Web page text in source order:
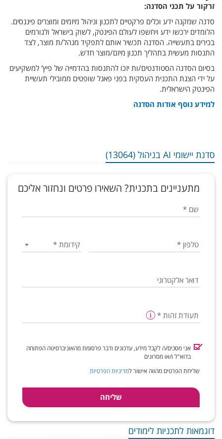
זרקור על תכני הסדנה:
סדנה שמקנה ידע וכלים פרקטיים לתכנון וניהול מיזמים ומוצרים פיננסים.
הלומדים ירכשו ידע ויחשפו לעולם הפינטק, לשוק בישראל ולגורמים
בכירים בתעשייה. הסדנה תכשיר אותם לתפקיד מנהל/ת מוצר, לצד
התנסות מעשית בתהליך תכנון מיזם/מוצר חדש.
בסיום הסדנה הסטודנטים/ות יזכו להתנסות בהדמייה של פיץ' למשקיעים
על ידי הצגת התכנית העסקית בפני פאנל שופטים ממובילי תעשיית
הפינטק הישראלית.
למידע נוסף אודות הסדנה
סדנת יישומי AI בניהול (13064)
מתעניינים בתכנית? השאירו פרטים ונחזור אליכם
שם *
תעודת זהות *
טלפון* קידומת*
דואר אלקטרוני
אני מסכים/ה לקבל מידע, עדכונים ודבר פרסומת מהאוניברסיטה הפתוחה
בדוא"ל ו/או מסרונים
שליחת הפרטים מהווה אישור למדיניות הפרטיות
דוגמאות לתכניות לימודים